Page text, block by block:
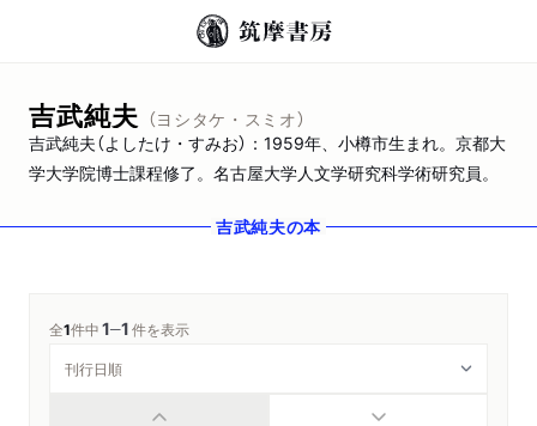
吉武純夫 （ヨシタケ・スミオ）
吉武純夫（よしたけ・すみお）：1959年、小樽市生まれ。京都大
学大学院博士課程修了。名古屋大学人文学研究科学術研究員。
吉武純夫の本
全1件中1─1件を表示